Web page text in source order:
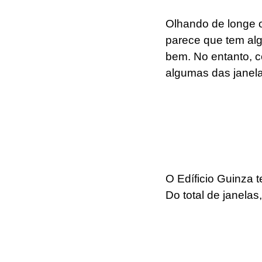
Olhando de longe
parece que tem
bem. No entanto,
algumas das
O Edíficio Guinza
Do total de